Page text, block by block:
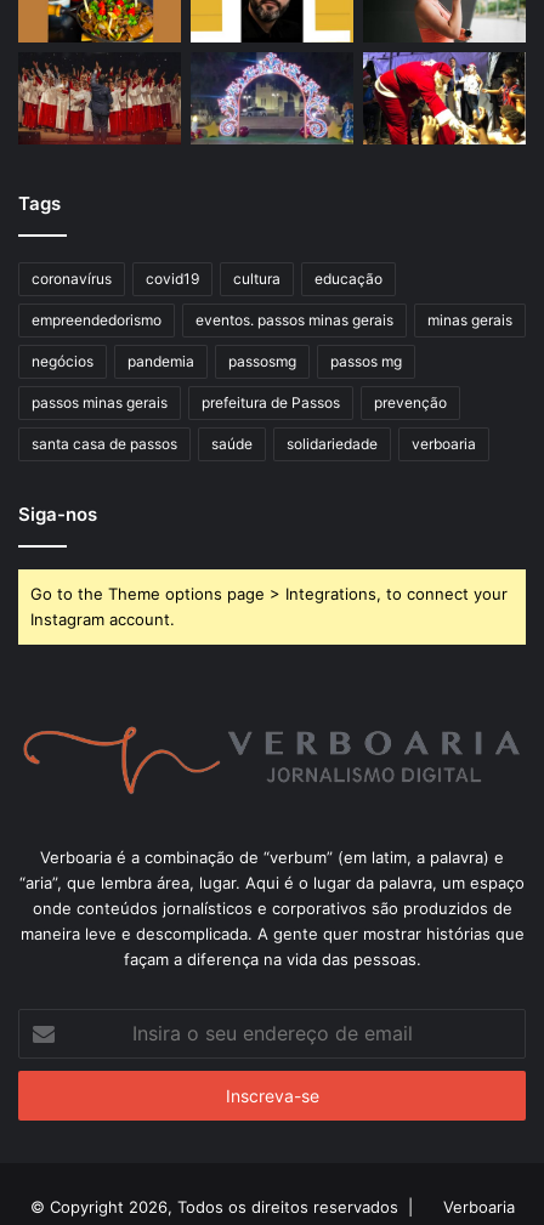
Tags
coronavírus covid19 cultura educação
empreendedorismo eventos. passos minas gerais minas gerais
negócios pandemia passosmg passos mg
passos minas gerais prefeitura de Passos prevenção
santa casa de passos saúde solidariedade verboaria
Siga-nos
Go to the Theme options page > Integrations, to connect your
Instagram account.
Verboaria é a combinação de “verbum” (em latim, a palavra) e
“aria”, que lembra área, lugar. Aqui é o lugar da palavra, um espaço
onde conteúdos jornalísticos e corporativos são produzidos de
maneira leve e descomplicada. A gente quer mostrar histórias que
façam a diferença na vida das pessoas.
seu
de
© Copyright 2026, Todos os direitos reservados | Verboaria